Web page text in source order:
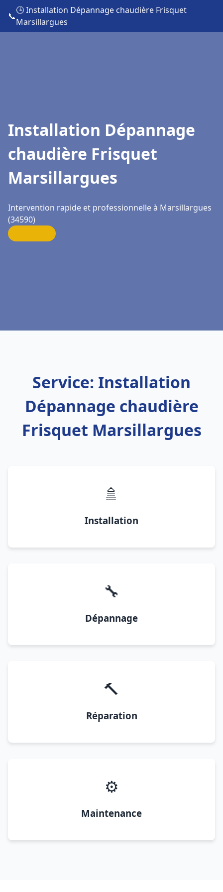
📞
🕒 Installation Dépannage chaudière Frisquet
Marsillargues
Installation Dépannage
chaudière Frisquet
Marsillargues
Intervention rapide et professionnelle à Marsillargues
(34590)
Service: Installation
Dépannage chaudière
Frisquet Marsillargues
🚿
Installation
🔧
Dépannage
🔨
Réparation
⚙️
Maintenance